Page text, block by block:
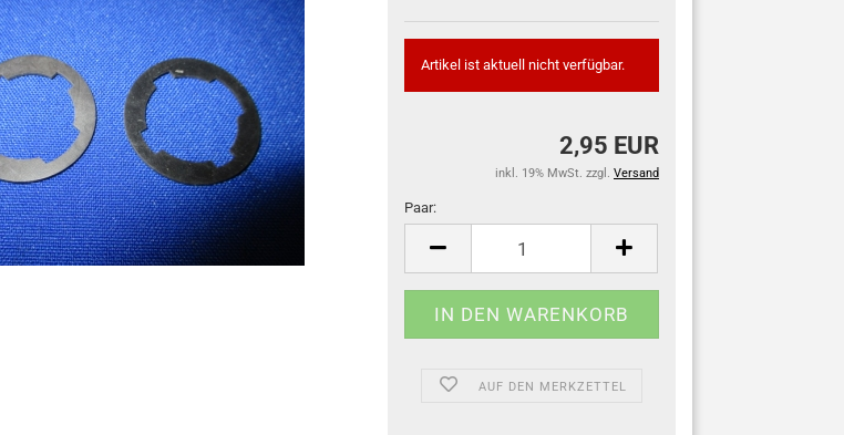
Artikel ist aktuell nicht verfügbar.
2,95 EUR
inkl. 19% MwSt. zzgl. Versand
Paar:
Paar
AUF DEN MERKZETTEL